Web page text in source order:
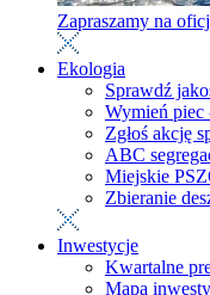
Zapraszamy na
Ekologia
Sprawdź
Wymień piec
Zgłoś akcję
ABC
Miejskie
Zbieranie
Inwestycje
Kwartalne
Mapa